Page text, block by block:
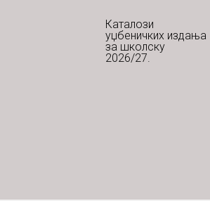
Каталози
уџбеничких издања
за школску
2026/27.